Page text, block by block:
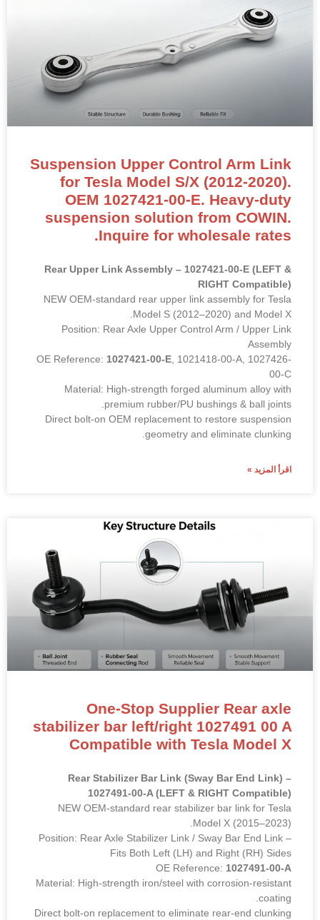
Suspension Upper Control Arm Link
for Tesla Model S/X (2012-2020).
OEM 1027421-00-E. Heavy-duty
suspension solution from COWIN.
Inquire for wholesale rates.
Rear Upper Link Assembly – 1027421-00-E (LEFT &
RIGHT Compatible)
NEW OEM-standard rear upper link assembly for Tesla
Model S (2012–2020) and Model X.
Position: Rear Axle Upper Control Arm / Upper Link
Assembly
OE Reference: 1027421-00-E , 1021418-00-A, 1027426-
00-C
Material: High-strength forged aluminum alloy with
premium rubber/PU bushings & ball joints.
Direct bolt-on OEM replacement to restore suspension
geometry and eliminate clunking.
اقرأ المزيد »
One-Stop Supplier Rear axle
stabilizer bar left/right 1027491 00 A
Compatible with Tesla Model X
Rear Stabilizer Bar Link (Sway Bar End Link) –
1027491-00-A (LEFT & RIGHT Compatible)
NEW OEM-standard rear stabilizer bar link for Tesla
Model X (2015–2023).
Position: Rear Axle Stabilizer Link / Sway Bar End Link –
Fits Both Left (LH) and Right (RH) Sides
OE Reference: 1027491-00-A
Material: High-strength iron/steel with corrosion-resistant
coating.
Direct bolt-on replacement to eliminate rear-end clunking